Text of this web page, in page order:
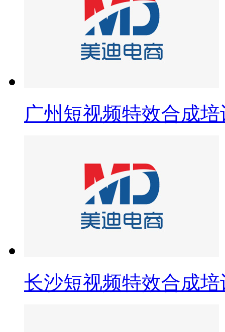
广州短视频特效合成
长沙短视频特效合成培